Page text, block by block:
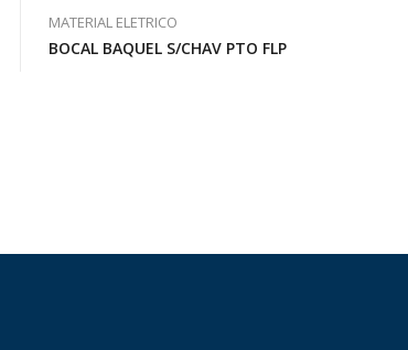
MATERIAL ELETRICO
BOCAL BAQUEL S/CHAV PTO FLP